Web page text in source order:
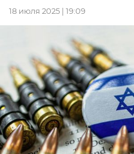
18 июля 2025 | 19:09